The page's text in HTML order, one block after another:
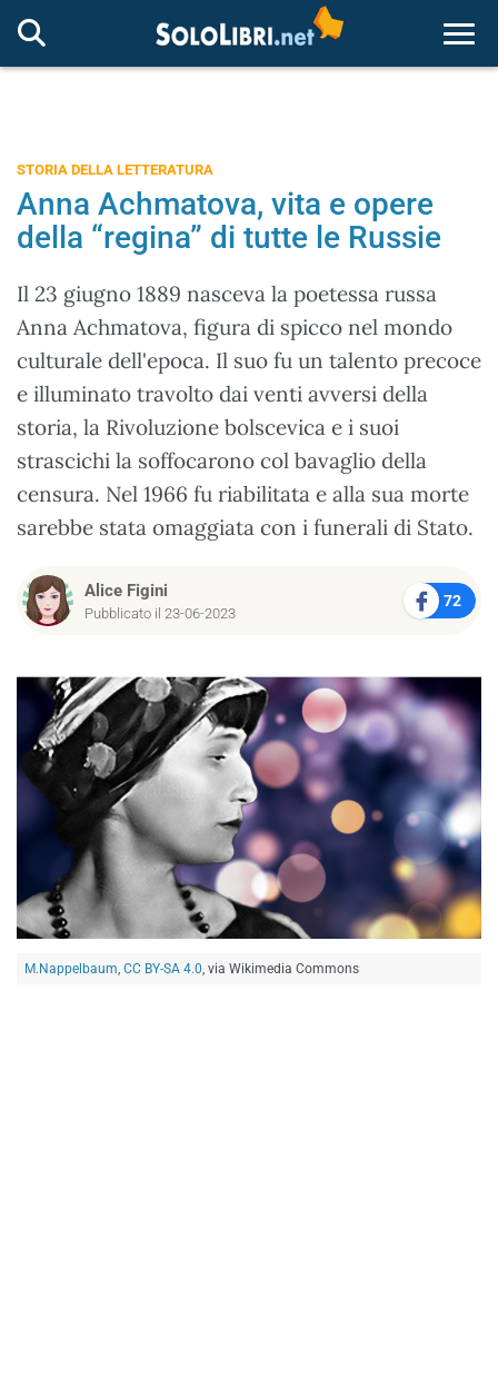
STORIA DELLA LETTERATURA
Anna Achmatova, vita e opere
della “regina” di tutte le Russie
Il 23 giugno 1889 nasceva la poetessa russa
Anna Achmatova, figura di spicco nel mondo
culturale dell'epoca. Il suo fu un talento precoce
e illuminato travolto dai venti avversi della
storia, la Rivoluzione bolscevica e i suoi
strascichi la soffocarono col bavaglio della
censura. Nel 1966 fu riabilitata e alla sua morte
sarebbe stata omaggiata con i funerali di Stato.
Alice Figini
Pubblicato il 23-06-2023
72
M.Nappelbaum CC BY-SA 4.0 , via Wikimedia Commons